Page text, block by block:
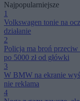
Najpopularniejsze
1
Volkswagen tonie na
działanie
2
Policja ma broń przeciw
po 5000 zł od główki
3
W BMW na ekranie
nie reklama
4